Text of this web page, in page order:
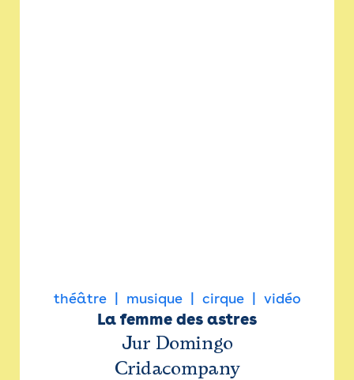
théâtre musique cirque vidéo
La femme des astres
Jur Domingo
Cridacompany